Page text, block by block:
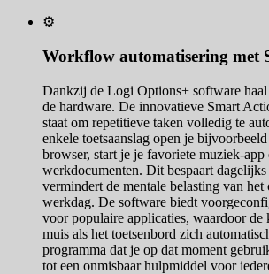
⚙️
Workflow automatisering met
Dankzij de Logi Options+ software
de hardware. De innovatieve Smart
staat om repetitieve taken volledig te
enkele toetsaanslag open je
browser, start je je favoriete muziek-app
werkdocumenten. Dit bespaart
vermindert de mentale belasting van het
werkdag. De software biedt
voor populaire applicaties, waardoor de
muis als het toetsenbord zich
programma dat je op dat moment
tot een onmisbaar hulpmiddel voor